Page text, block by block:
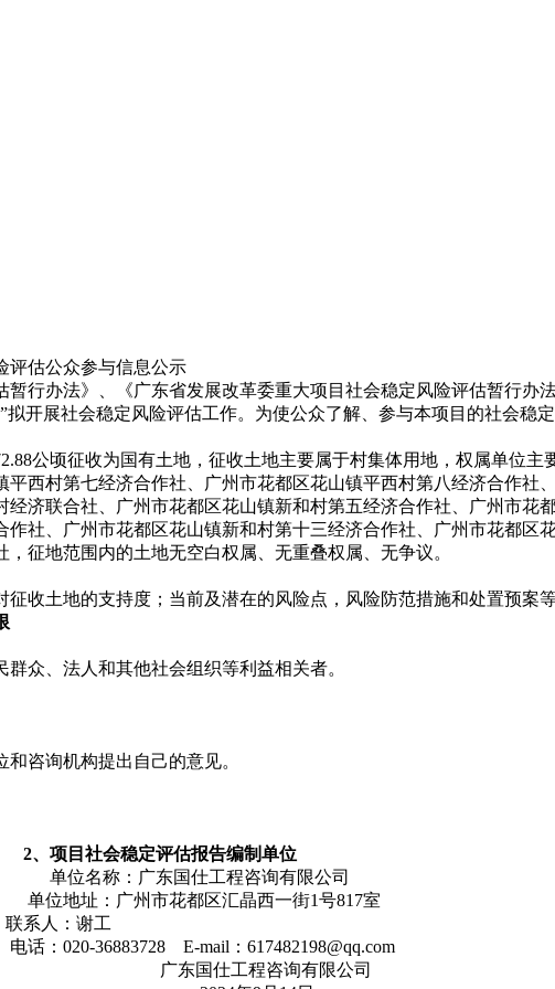
评估公众参与信息公示
行办法》、《广东省发展改革委重大项目社会稳定风险评估暂行办
开展社会稳定风险评估工作。为使公众了解、参与本项目的社会稳
公顷征收为国有土地，征收土地主要属于村集体用地，权属单位
西村第七经济合作社、广州市花都区花山镇平西村第八经济合作社
济联合社、广州市花都区花山镇新和村第五经济合作社、广州市花
社、广州市花都区花山镇新和村第十三经济合作社、广州市花都区
征地范围内的土地无空白权属、无重叠权属、无争议。
收土地的支持度；当前及潜在的风险点，风险防范措施和处置预案等
众、法人和其他社会组织等利益相关者。
咨询机构提出自己的意见。
2、项目社会稳定评估报告编制单位
称：广东国仕工程咨询有限公司
都区汇晶西一街1号817室
谢工
：617482198@qq.com
询有限公司